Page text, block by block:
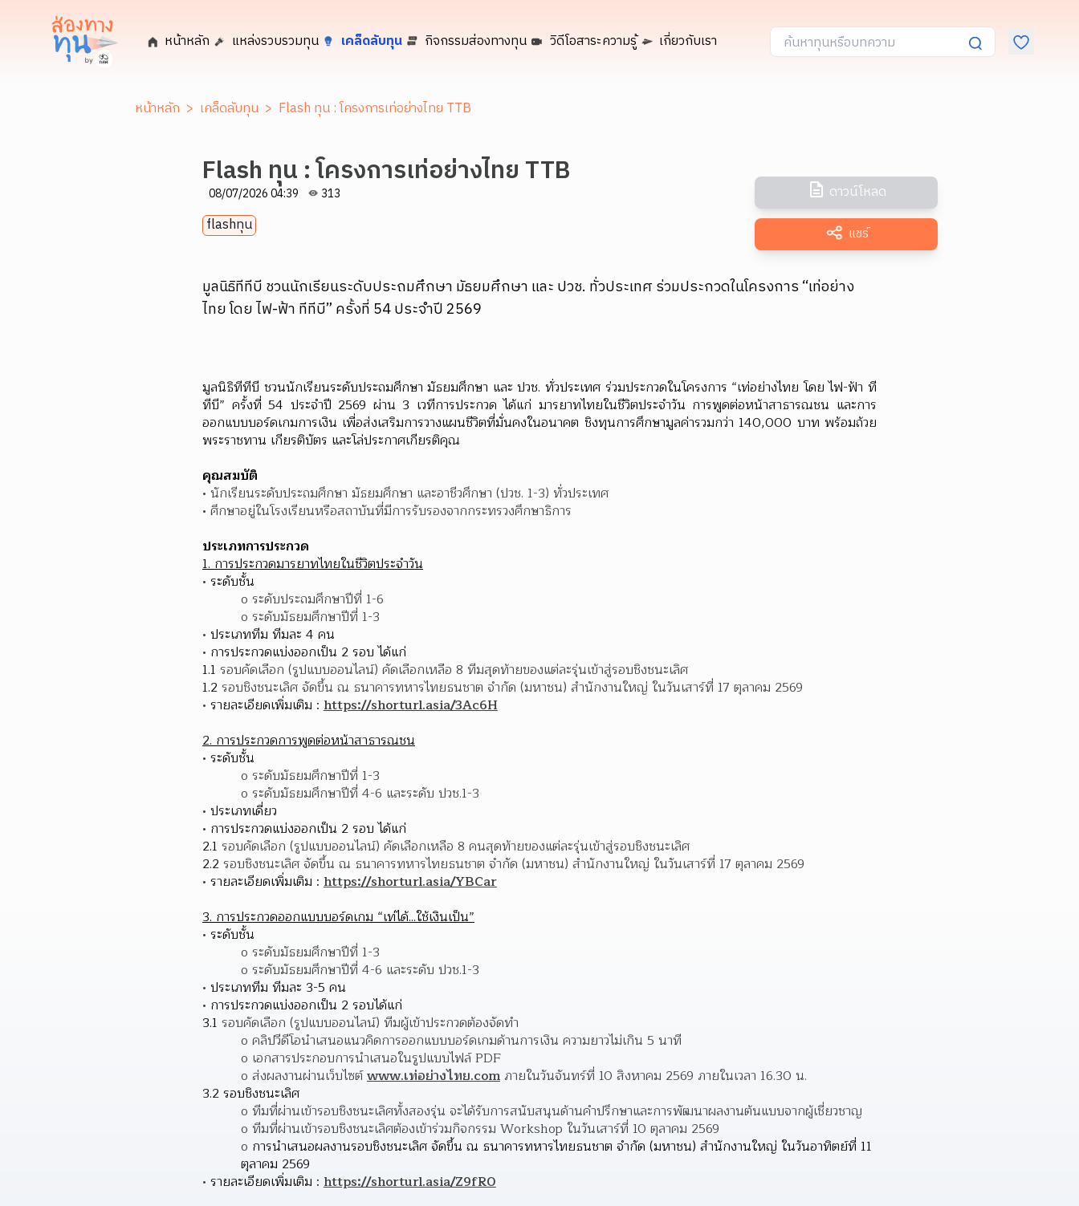
หน้าหลัก แหล่งรวบรวมทุน เคล็ดลับทุน กิจกรรมส่องทางทุน วิดีโอสาระความรู้ เกี่ยวกับเรา
หน้าหลัก > เคล็ดลับทุน > Flash ทุน : โครงการเท่อย่างไทย TTB
Flash ทุน : โครงการเท่อย่างไทย TTB
08/07/2026 04:39 313
flashทุน
ดาวน์โหลด
แชร์
มูลนิธิทีทีบี ชวนนักเรียนระดับประถมศึกษา มัธยมศึกษา และ ปวช. ทั่วประเทศ ร่วมประกวดในโครงการ “เท่อย่าง
ไทย โดย ไฟ-ฟ้า ทีทีบี” ครั้งที่ 54 ประจำปี 2569
มูลนิธิทีทีบี ชวนนักเรียนระดับประถมศึกษา มัธยมศึกษา และ ปวช. ทั่วประเทศ ร่วมประกวดในโครงการ “เท่อย่างไทย โดย ไฟ-ฟ้า ที
ทีบี” ครั้งที่ 54 ประจำปี 2569 ผ่าน 3 เวทีการประกวด ได้แก่ มารยาทไทยในชีวิตประจำวัน การพูดต่อหน้าสาธารณชน และการ
ออกแบบบอร์ดเกมการเงิน เพื่อส่งเสริมการวางแผนชีวิตที่มั่นคงในอนาคต ชิงทุนการศึกษามูลค่ารวมกว่า 140,000 บาท พร้อมถ้วย
พระราชทาน เกียรติบัตร และโล่ประกาศเกียรติคุณ
คุณสมบัติ
นักเรียนระดับประถมศึกษา มัธยมศึกษา และอาชีวศึกษา (ปวช. 1-3) ทั่วประเทศ
ศึกษาอยู่ในโรงเรียนหรือสถาบันที่มีการรับรองจากกระทรวงศึกษาธิการ
ประเภทการประกวด
1. การประกวดมารยาทไทยในชีวิตประจำวัน
ระดับชั้น
o ระดับประถมศึกษาปีที่ 1-6
o ระดับมัธยมศึกษาปีที่ 1-3
ประเภททีม ทีมละ 4 คน
การประกวดแบ่งออกเป็น 2 รอบ ได้แก่
1.1 รอบคัดเลือก (รูปแบบออนไลน์) คัดเลือกเหลือ 8 ทีมสุดท้ายของแต่ละรุ่นเข้าสู่รอบชิงชนะเลิศ
1.2 รอบชิงชนะเลิศ จัดขึ้น ณ ธนาคารทหารไทยธนชาต จำกัด (มหาชน) สำนักงานใหญ่ ในวันเสาร์ที่ 17 ตุลาคม 2569
รายละเอียดเพิ่มเติม : https://shorturl.asia/3Ac6H
2. การประกวดการพูดต่อหน้าสาธารณชน
ระดับชั้น
o ระดับมัธยมศึกษาปีที่ 1-3
o ระดับมัธยมศึกษาปีที่ 4-6 และระดับ ปวช.1-3
ประเภทเดี่ยว
การประกวดแบ่งออกเป็น 2 รอบ ได้แก่
2.1 รอบคัดเลือก (รูปแบบออนไลน์) คัดเลือกเหลือ 8 คนสุดท้ายของแต่ละรุ่นเข้าสู่รอบชิงชนะเลิศ
2.2 รอบชิงชนะเลิศ จัดขึ้น ณ ธนาคารทหารไทยธนชาต จำกัด (มหาชน) สำนักงานใหญ่ ในวันเสาร์ที่ 17 ตุลาคม 2569
รายละเอียดเพิ่มเติม : https://shorturl.asia/YBCar
3. การประกวดออกแบบบอร์ดเกม “เท่ได้...ใช้เงินเป็น”
ระดับชั้น
o ระดับมัธยมศึกษาปีที่ 1-3
o ระดับมัธยมศึกษาปีที่ 4-6 และระดับ ปวช.1-3
ประเภททีม ทีมละ 3-5 คน
การประกวดแบ่งออกเป็น 2 รอบได้แก่
3.1 รอบคัดเลือก (รูปแบบออนไลน์) ทีมผู้เข้าประกวดต้องจัดทำ
o คลิปวีดีโอนำเสนอแนวคิดการออกแบบบอร์ดเกมด้านการเงิน ความยาวไม่เกิน 5 นาที
o เอกสารประกอบการนำเสนอในรูปแบบไฟล์ PDF
o ส่งผลงานผ่านเว็บไซต์ www.เท่อย่างไทย.com ภายในวันจันทร์ที่ 10 สิงหาคม 2569 ภายในเวลา 16.30 น.
3.2 รอบชิงชนะเลิศ
o ทีมที่ผ่านเข้ารอบชิงชนะเลิศทั้งสองรุ่น จะได้รับการสนับสนุนด้านคำปรึกษาและการพัฒนาผลงานต้นแบบจากผู้เชี่ยวชาญ
o ทีมที่ผ่านเข้ารอบชิงชนะเลิศต้องเข้าร่วมกิจกรรม Workshop ในวันเสาร์ที่ 10 ตุลาคม 2569
o การนำเสนอผลงานรอบชิงชนะเลิศ จัดขึ้น ณ ธนาคารทหารไทยธนชาต จำกัด (มหาชน) สำนักงานใหญ่ ในวันอาทิตย์ที่ 11
ตุลาคม 2569
รายละเอียดเพิ่มเติม : https://shorturl.asia/Z9fR0